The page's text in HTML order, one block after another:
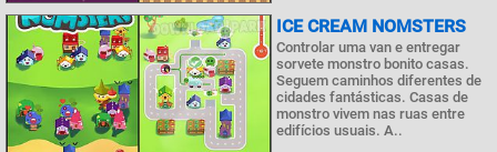
ICE CREAM NOMSTERS
Controlar uma van e entregar
sorvete monstro bonito casas.
Seguem caminhos diferentes de
cidades fantásticas. Casas de
monstro vivem nas ruas entre
edifícios usuais. A..